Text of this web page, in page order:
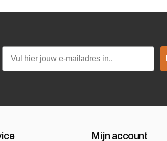
Email
Mijn account